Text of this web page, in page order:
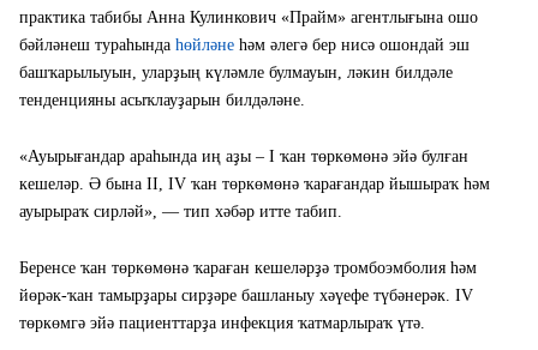
практика табибы Анна Кулинкович «Прайм» агентлығына ошо
бәйләнеш тураһында һөйләне һәм әлегә бер нисә ошондай эш
башҡарылыуын, уларҙың күләмле булмауын, ләкин билдәле
тенденцияны асыҡлауҙарын билдәләне.
«Ауырығандар араһында иң аҙы – I ҡан төркөмөнә эйә булған
кешеләр. Ә бына II, IV ҡан төркөмөнә ҡарағандар йышыраҡ һәм
ауырыраҡ сирләй», — тип хәбәр итте табип.
Беренсе ҡан төркөмөнә ҡараған кешеләрҙә тромбоэмболия һәм
йөрәк-ҡан тамырҙары сирҙәре башланыу хәүефе түбәнерәк. IV
төркөмгә эйә пациенттарҙа инфекция ҡатмарлыраҡ үтә.